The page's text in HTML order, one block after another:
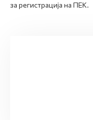
за регистрација на ПЕК.